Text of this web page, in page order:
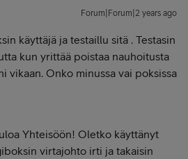
Forum|Forum|2 years ago
käyttäjä ja testaillu sitä . Testasin
kun yrittää poistaa nauhoitusta
vikaan. Onko minussa vai poksissa
Yhteisöön! Oletko käyttänyt
virtajohto irti ja takaisin